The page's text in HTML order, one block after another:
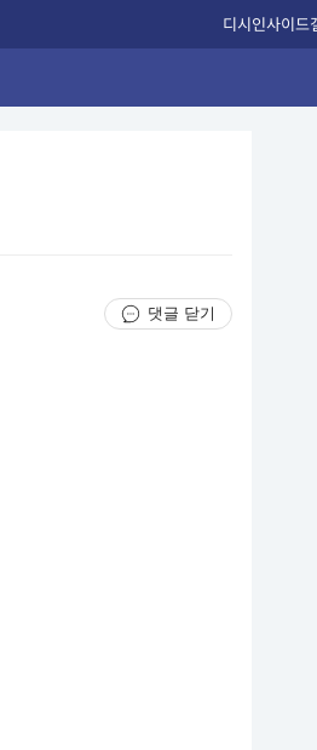
디시인사이드
댓글 닫기